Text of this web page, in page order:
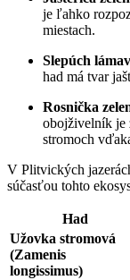
je ľahko
miestach.
Slepúch
had má tvar
Rosnička
obojživelník je
stromoch
V Plitvických
súčasťou tohto
Had
Užovka stromová
(Zamenis
⁤longissimus)